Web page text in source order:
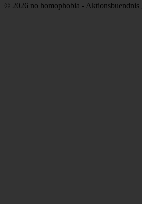
© 2026 no homophobia - Aktionsbuendnis